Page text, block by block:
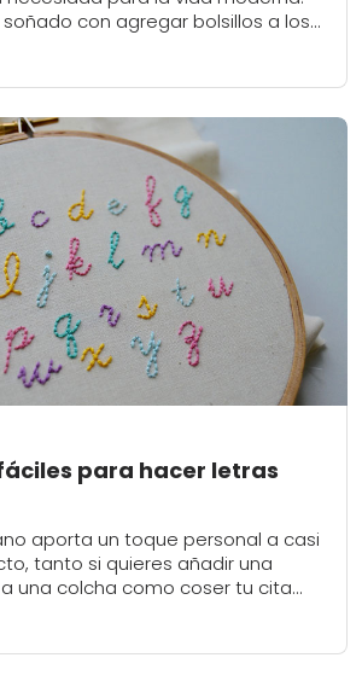
soñado con agregar bolsillos a los
Bueno,...
para hacer letras
aporta un toque personal a casi
tanto si quieres añadir una
una colcha como coser tu cita
en...